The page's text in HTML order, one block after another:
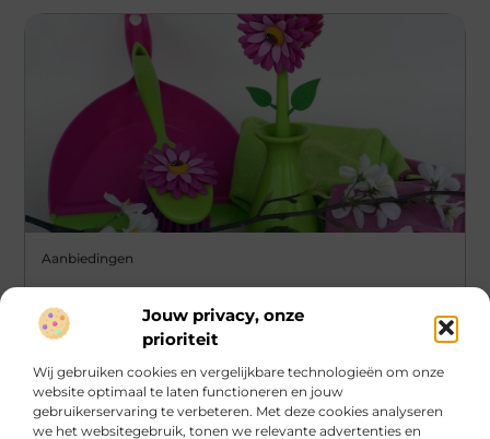
Jouw privacy, onze
prioriteit
Wij gebruiken cookies en vergelijkbare technologieën om onze
website optimaal te laten functioneren en jouw
gebruikerservaring te verbeteren. Met deze cookies analyseren
we het websitegebruik, tonen we relevante advertenties en
Aanbiedingen
leefomgeving
De kracht van orde en netheid Heb je je ooit afgevraagd
waarom je je beter voelt in een schone en
...